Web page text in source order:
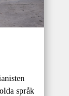
språk